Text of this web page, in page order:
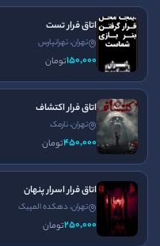
برگزاری تولداتاق فرار تست
تهران، تهرانپارس
150٬000تومان
اتاق فرار اکتشاف
تهران، نارمک
450٬000تومان
اتاق فرار اسرار پنهان
تهران، دهکده المپیک
250٬000تومان